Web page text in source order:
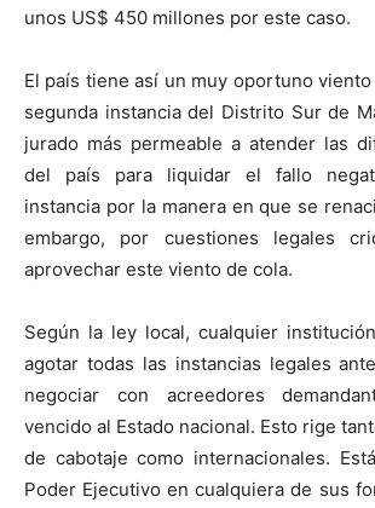
unos US$ 450 millones por este caso.
El país tiene así un muy oportuno
segunda instancia del Distrito Sur de
jurado más permeable a atender las
del país para liquidar el fallo
instancia por la manera en que se
embargo, por cuestiones legales
aprovechar este viento de cola.
Según la ley local, cualquier
agotar todas las instancias legales
negociar con acreedores
vencido al Estado nacional. Esto rige
de cabotaje como internacionales.
Poder Ejecutivo en cualquiera de sus